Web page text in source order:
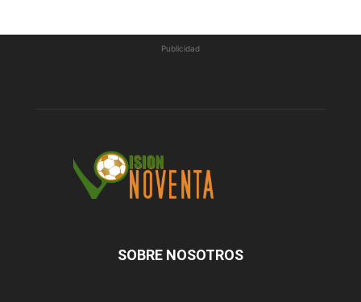
Publicidad
SOBRE NOSOTROS